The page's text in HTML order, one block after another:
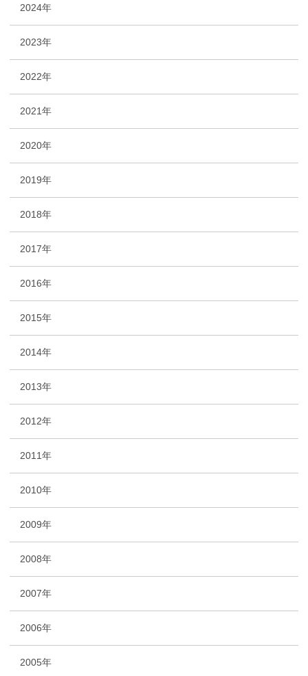
2024年
2023年
2022年
2021年
2020年
2019年
2018年
2017年
2016年
2015年
2014年
2013年
2012年
2011年
2010年
2009年
2008年
2007年
2006年
2005年